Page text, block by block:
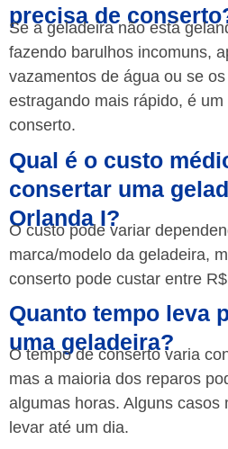
precisa de
Se a geladeira não está
fazendo barulhos incomuns,
vazamentos de água ou se
estragando mais rápido, é
conserto.
Qual é o custo
consertar uma
Orlanda I?
O custo pode variar
marca/modelo da geladeira,
conserto pode custar entre
Quanto tempo leva
uma geladeira?
O tempo de conserto varia
mas a maioria dos reparos
algumas horas. Alguns casos
levar até um dia.